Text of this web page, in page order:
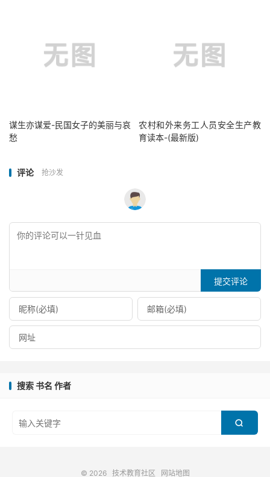
谋生亦谋爱-民国女子的美丽与哀
愁
农村和外来务工人员安全生产教
育读本-(最新版)
评论 抢沙发
提交评论
搜索 书名 作者

© 2026 技术教育社区 网站地图